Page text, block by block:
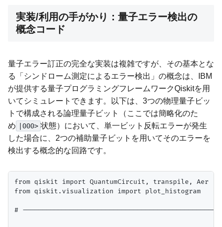
実装/利用の手がかり：量子エラー検出の
概念コード
量子エラー訂正の完全な実装は複雑ですが、その基本とな
る「シンドローム測定によるエラー検出」の概念は、IBM
が提供する量子プログラミングフレームワークQiskitを用
いてシミュレートできます。以下は、3つの物理量子ビッ
トで構成される論理量子ビット（ここでは簡略化のた
め
|000> 状態）において、単一ビット反転エラーが発生
した場合に、2つの補助量子ビットを用いてそのエラーを
検出する概念的な回路です。
from qiskit import QuantumCircuit, transpile, Aer
from qiskit.visualization import plot_histogram
#